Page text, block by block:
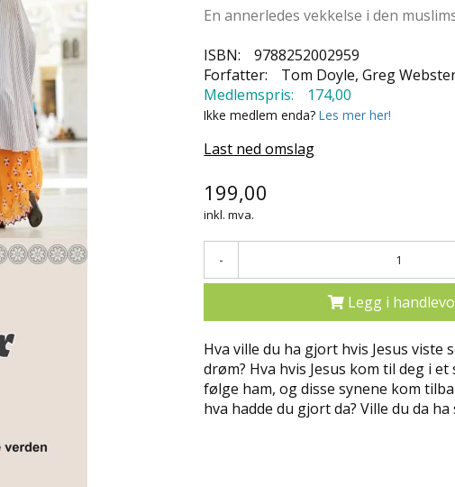
En annerledes vekkelse i den
ISBN:
9788252002959
Forfatter:
Tom Doyle, Greg
Medlemspris:
174,00
Ikke medlem enda?Les mer her!
Last ned omslag
199,00
inkl. mva.
-
Legg i
Hva ville du ha gjort hvis Jesus viste
drøm? Hva hvis Jesus kom til deg i
følge ham, og disse synene kom
hva hadde du gjort da? Ville du da ha